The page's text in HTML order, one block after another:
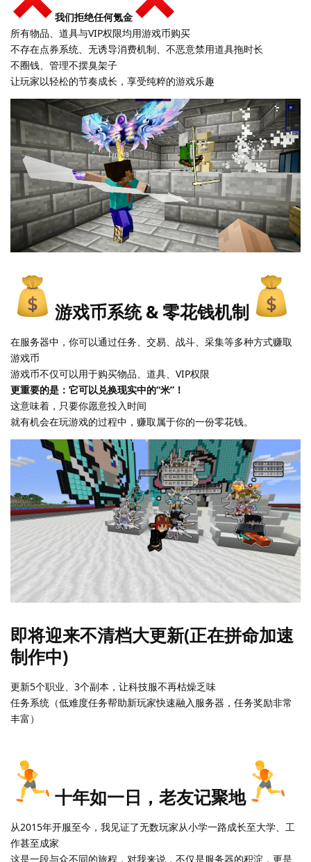
我们拒绝任何氪金
所有物品、道具与VIP权限均用游戏币购买
不存在点券系统、无诱导消费机制、不恶意禁用道具拖时长
不圈钱、管理不摆臭架子
让玩家以轻松的节奏成长，享受纯粹的游戏乐趣
游戏币系统 & 零花钱机制
在服务器中，你可以通过任务、交易、战斗、采集等多种方式赚取
游戏币
游戏币不仅可以用于购买物品、道具、VIP权限
更重要的是：它可以兑换现实中的“米”！
这意味着，只要你愿意投入时间
就有机会在玩游戏的过程中，赚取属于你的一份零花钱。
即将迎来不清档大更新(正在拼命加速
制作中)​
更新5个职业、3个副本，让科技服不再枯燥乏味
任务系统（低难度任务帮助新玩家快速融入服务器，任务奖励非常
丰富）
十年如一日，老友记聚地
从2015年开服至今，我见证了无数玩家从小学一路成长至大学、工
作甚至成家
这是一段与众不同的旅程，对我来说，不仅是服务器的积淀，更是